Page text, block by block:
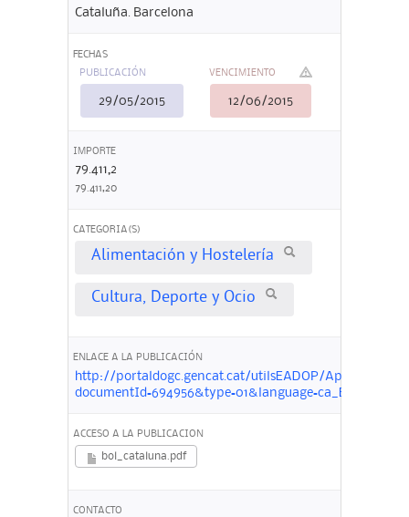
Cataluña. Barcelona
FECHAS
PUBLICACIÓN
29/05/2015
VENCIMIENTO
12/06/2015
IMPORTE
79.411,2
79.411,20
CATEGORIA(S)
Alimentación y Hostelería
Cultura, Deporte y Ocio
ENLACE A LA PUBLICACIÓN
http://portaldogc.gencat.cat/utilsEADOP/AppJava/
documentId=694956&type=01&language=ca_ES
ACCESO A LA PUBLICACION
bol_cataluna.pdf
CONTACTO